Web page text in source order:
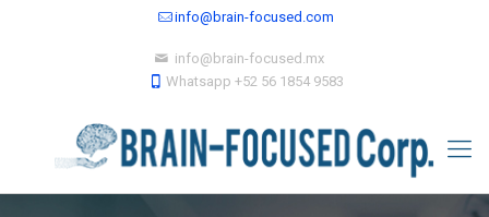
info@brain-focused.com
info@brain-focused.mx
Whatsapp +52 56 1854 9583